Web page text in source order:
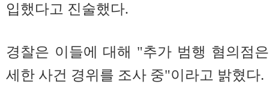
입했다고 진술했다.
경찰은 이들에 대해 "추가 범행 혐의점
세한 사건 경위를 조사 중"이라고 밝혔다.